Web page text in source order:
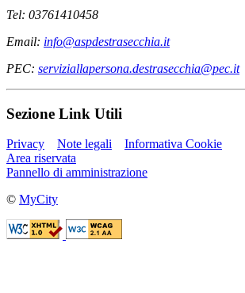
Tel: 03761410458
Email: info@aspdestrasecchia.it
PEC: serviziallapersona.destrasecchia@pec.it
Sezione Link Utili
Privacy Note legali
Informativa Cookie
Area riservata
Pannello di amministrazione
© MyCity